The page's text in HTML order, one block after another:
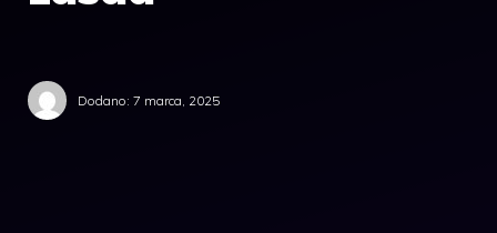
Dodano: 7 marca, 2025